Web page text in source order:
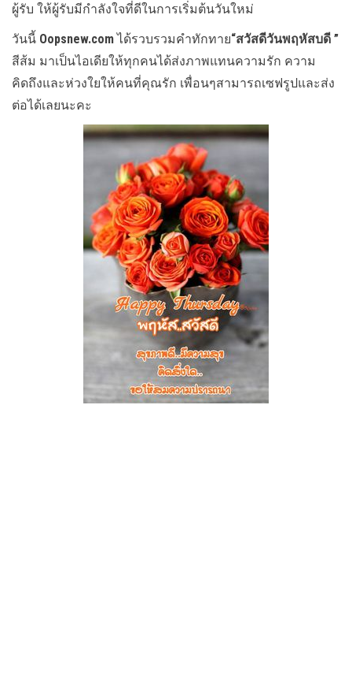
ผู้รับ ให้ผู้รับมีกำลังใจที่ดีในการเริ่มต้นวันใหม่
วันนี้ Oopsnew.comได้รวบรวมคำทักทาย“สวัสดีวันพฤหัสบดี ”
สีส้ม มาเป็นไอเดียให้ทุกคนได้ส่งภาพแทนความรัก ความ
คิดถึงและห่วงใยให้คนที่คุณรัก เพื่อนๆสามารถเซฟรูปและส่ง
ต่อได้เลยนะคะ